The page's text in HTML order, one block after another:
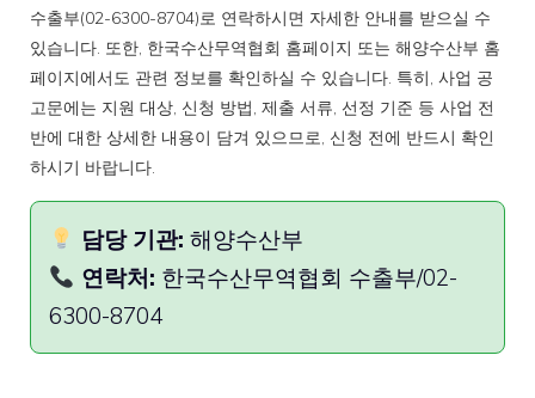
수출부(02-6300-8704)로 연락하시면 자세한 안내를 받으실 수
있습니다. 또한, 한국수산무역협회 홈페이지 또는 해양수산부 홈
페이지에서도 관련 정보를 확인하실 수 있습니다. 특히, 사업 공
고문에는 지원 대상, 신청 방법, 제출 서류, 선정 기준 등 사업 전
반에 대한 상세한 내용이 담겨 있으므로, 신청 전에 반드시 확인
하시기 바랍니다.
담당 기관: 해양수산부
연락처: 한국수산무역협회 수출부/02-
6300-8704